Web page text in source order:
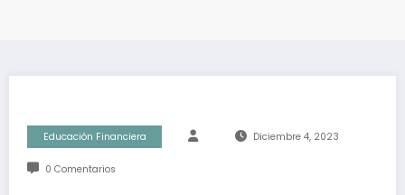
Educación Financiera Diciembre 4, 2023
0 Comentarios